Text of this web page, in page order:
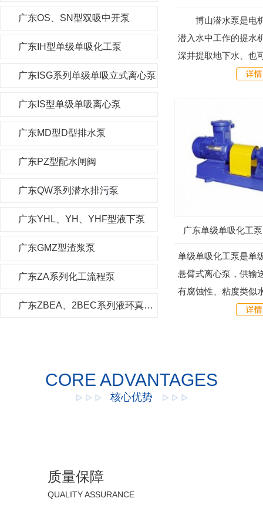
广东OS、SN型双吸中开泵
广东IH型单级单吸化工泵
广东ISG系列单级单吸立式离心泵
广东IS型单级单吸离心泵
广东MD型D型排水泵
广东PZ型配水闸阀
广东QW系列潜水排污泵
广东YHL、YH、YHF型液下泵
广东GMZ型渣浆泵
广东ZA系列化工流程泵
广东ZBEA、2BEC系列液环真空泵及压缩机
博山潜水泵是电
潜入水中工作的提水
深井提取地下水、也
库、水渠等提水工程
广东单级单吸化工泵
单级单吸化工泵是单
悬臂式离心泵，供输
有腐蚀性、粘度类似
记、额定性能和尺寸
CORE ADVANTAGES
核心优势
质量保障
QUALITY ASSURANCE